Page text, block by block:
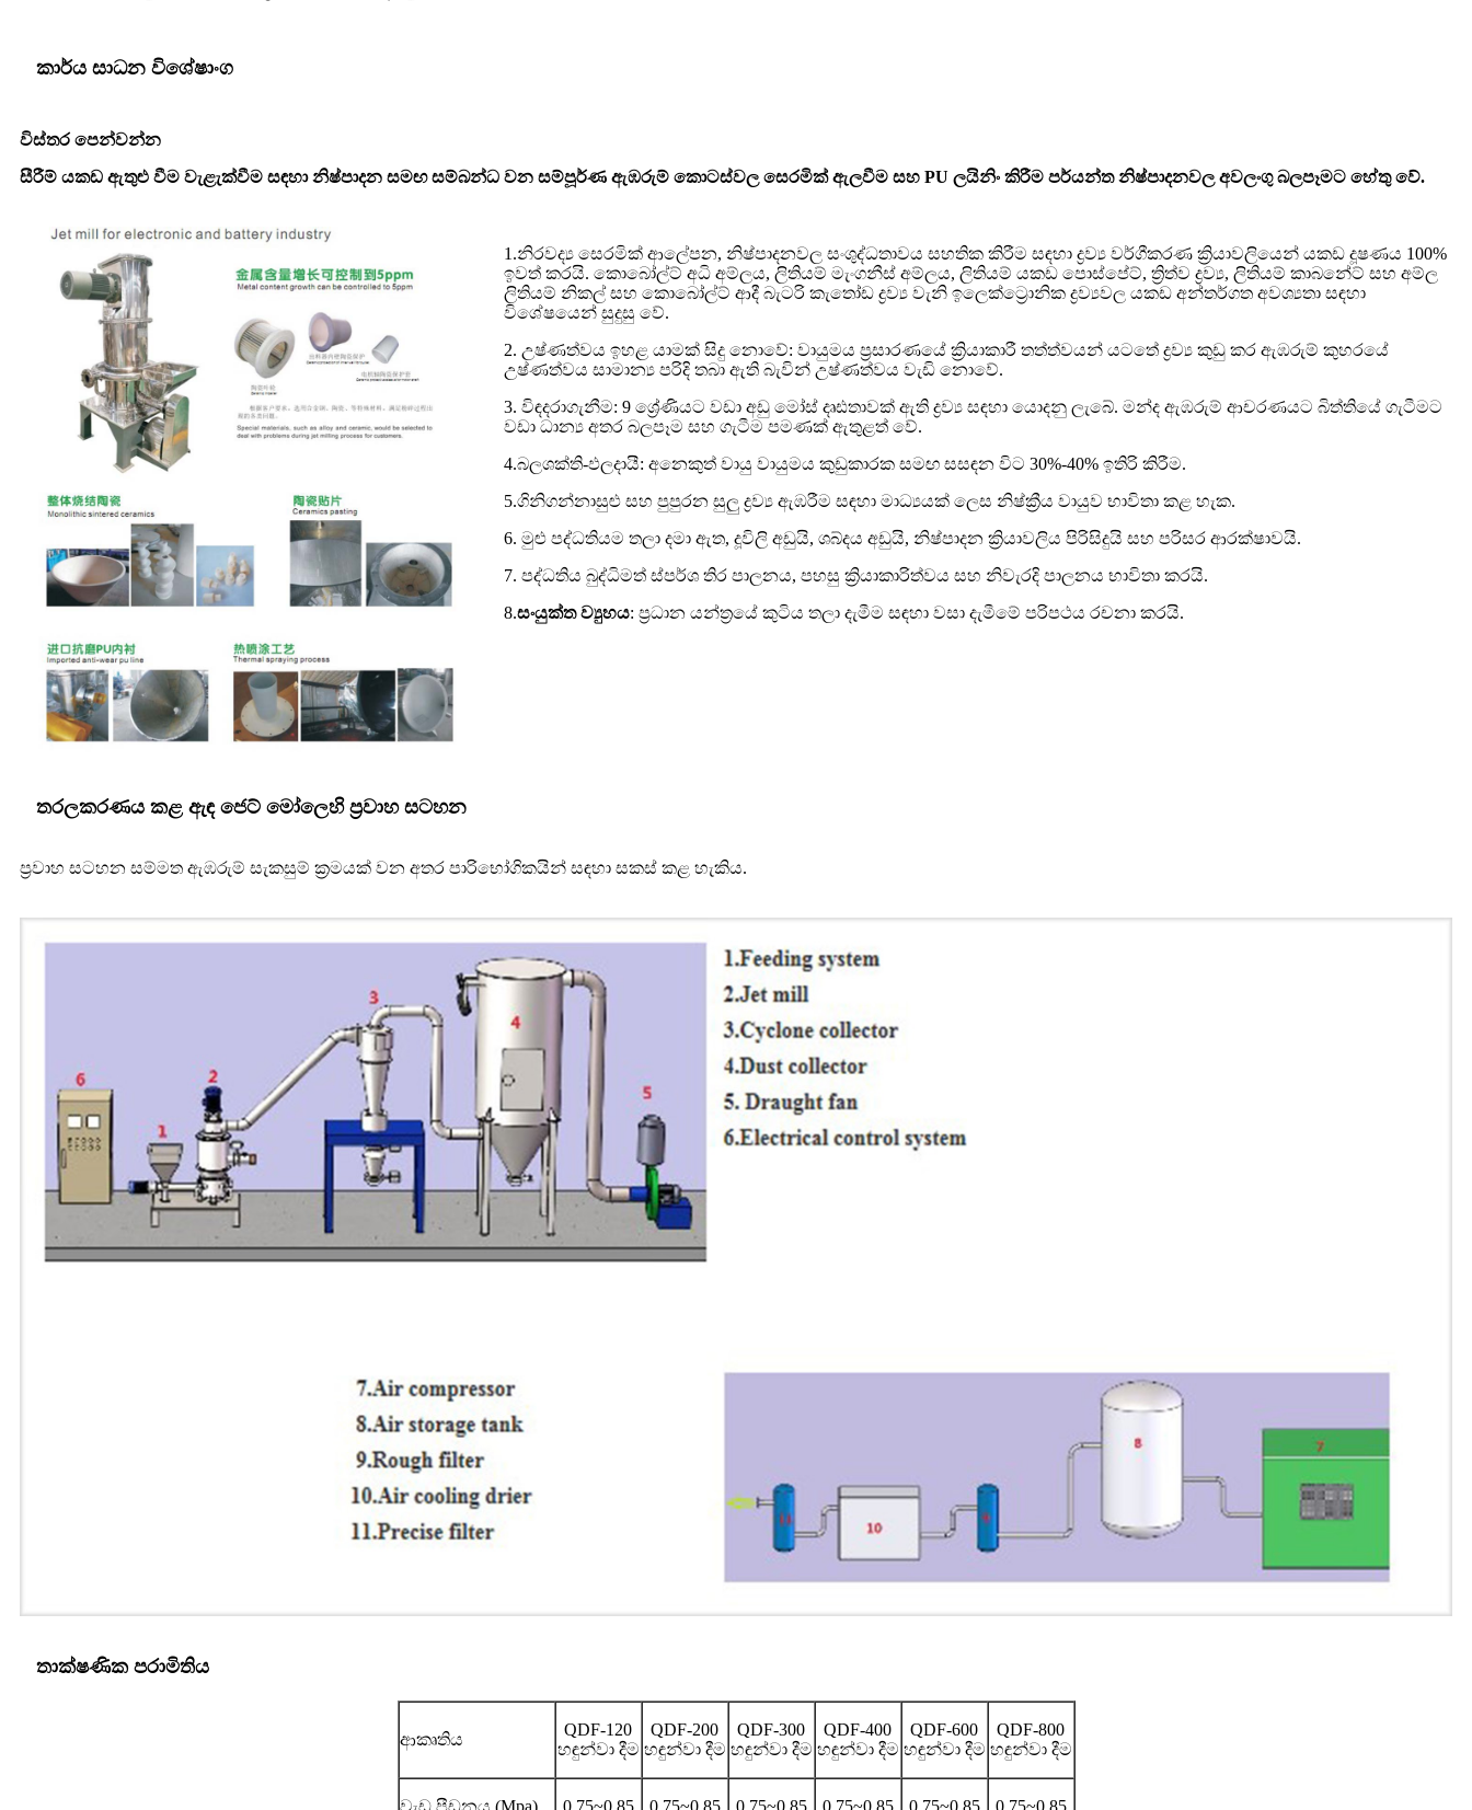
කාර්ය සාධන විශේෂාංග
විස්තර පෙන්වන්න
සීරීම් යකඩ ඇතුළු වීම වැළැක්වීම සඳහා නිෂ්පාදන සමඟ සම්බන්ධ වන සම්පූර්ණ ඇඹරුම් කොටස්වල සෙරමික් ඇලවීම සහ PU ලයිනිං කිරීම පර්යන්ත නිෂ්පාදනවල අවලංගු බලපෑමට හේතු වේ.
1.නිරවද්‍ය සෙරමික් ආලේපන, නිෂ්පාදනවල සංශුද්ධතාවය සහතික කිරීම සඳහා ද්‍රව්‍ය වර්ගීකරණ ක්‍රියාවලියෙන් යකඩ දූෂණය 100%
ඉවත් කරයි. කොබෝල්ට් අධි අම්ලය, ලිතියම් මැංගනීස් අම්ලය, ලිතියම් යකඩ පොස්පේට්, ත්‍රිත්ව ද්‍රව්‍ය, ලිතියම් කාබනේට් සහ අම්ල
ලිතියම් නිකල් සහ කොබෝල්ට් ආදී බැටරි කැතෝඩ ද්‍රව්‍ය වැනි ඉලෙක්ට්‍රොනික ද්‍රව්‍යවල යකඩ අන්තර්ගත අවශ්‍යතා සඳහා
විශේෂයෙන් සුදුසු වේ.
2. උෂ්ණත්වය ඉහළ යාමක් සිදු නොවේ: වායුමය ප්‍රසාරණයේ ක්‍රියාකාරී තත්ත්වයන් යටතේ ද්‍රව්‍ය කුඩු කර ඇඹරුම් කුහරයේ
උෂ්ණත්වය සාමාන්‍ය පරිදි තබා ඇති බැවින් උෂ්ණත්වය වැඩි නොවේ.
3. විඳදරාගැනීම: 9 ශ්‍රේණියට වඩා අඩු මෝස් දෘඪතාවක් ඇති ද්‍රව්‍ය සඳහා යොදනු ලැබේ. මන්ද ඇඹරුම් ආචරණයට බිත්තියේ ගැටීමට
වඩා ධාන්‍ය අතර බලපෑම සහ ගැටීම පමණක් ඇතුළත් වේ.
4.බලශක්ති-ඵලදායී: අනෙකුත් වායු වායුමය කුඩුකාරක සමඟ සසඳන විට 30%-40% ඉතිරි කිරීම.
5.ගිනිගන්නාසුළු සහ පුපුරන සුලු ද්‍රව්‍ය ඇඹරීම සඳහා මාධ්‍යයක් ලෙස නිෂ්ක්‍රීය වායුව භාවිතා කළ හැක.
6. මුළු පද්ධතියම තලා දමා ඇත, දූවිලි අඩුයි, ශබ්දය අඩුයි, නිෂ්පාදන ක්‍රියාවලිය පිරිසිදුයි සහ පරිසර ආරක්ෂාවයි.
7. පද්ධතිය බුද්ධිමත් ස්පර්ශ තිර පාලනය, පහසු ක්‍රියාකාරිත්වය සහ නිවැරදි පාලනය භාවිතා කරයි.
8.සංයුක්ත ව්‍යුහය: ප්‍රධාන යන්ත්‍රයේ කුටිය තලා දැමීම සඳහා වසා දැමීමේ පරිපථය රචනා කරයි.
තරලකරණය කළ ඇඳ ජෙට් මෝලෙහි ප්‍රවාහ සටහන
ප්‍රවාහ සටහන සම්මත ඇඹරුම් සැකසුම් ක්‍රමයක් වන අතර පාරිභෝගිකයින් සඳහා සකස් කළ හැකිය.
තාක්ෂණික පරාමිතිය
ආකෘතිය
QDF-120
හඳුන්වා දීම
QDF-200
හඳුන්වා දීම
QDF-300
හඳුන්වා දීම
QDF-400
හඳුන්වා දීම
QDF-600
හඳුන්වා දීම
QDF-800
හඳුන්වා දීම